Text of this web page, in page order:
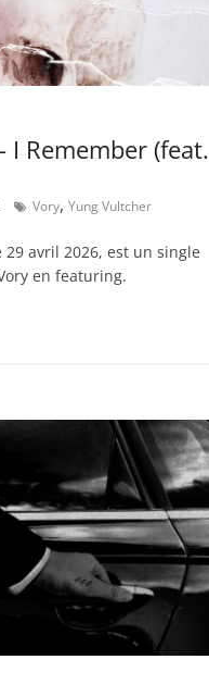
I Remember (feat.
Vory,Yung Vultcher
29 avril 2026, est un single
en featuring.